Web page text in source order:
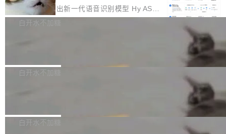
颈。 代码仓深度理解服务（以下简称" CodeBas
e深度理解服务"）是华为云码道（CodeA...
的账号密码进入A集群，输入了一条被程序员圈
称为"删库跑路"的命令——最高管理员权限、无
自研的多个文生3D和...
存永远不够用。 Cloudflare 的 Workers AI 团队
一直在跑这些模型的推理。他们在官方博客上发
整性保护。效果是：吞吐量提升 41%，每 token
腾讯混元正式推出新一代语音识别模型 Hy ASR
3.0preview。基于最新一代大语言模型 Hy3 的
让语音识别不再只是听清，而是真正听懂。通过
w 不要求标准普通话，方言识别覆盖粤语、吴语
白开水不加糖
新和少量网页兼容性修复版本。 Changes/fixe
容提供的字体时出现的几个问题 为避免音频加
白开水不加糖
发布的 Release Notes，他利用 AI 工具（如 Co
白开水不加糖